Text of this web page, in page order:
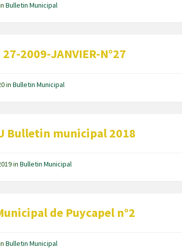
Bulletin Municipal
27-2009-JANVIER-N°27
inBulletin Municipal
Bulletin municipal 2018
inBulletin Municipal
de Puycapel n°2
Bulletin Municipal